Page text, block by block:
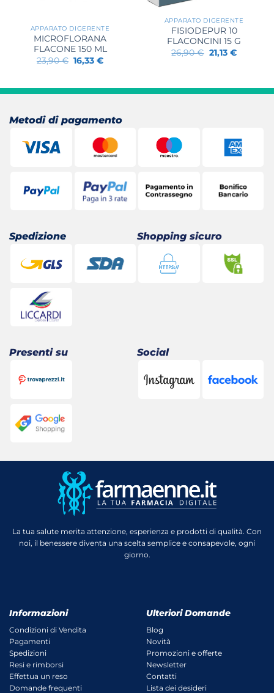
APPARATO DIGERENTE
MICROFLORANA
FLACONE 150 ML
23,90€ Il
prezzo
16,33€Il
APPARATO DIGERENTE
FISIODEPUR 10
FLACONCINI 15 G
26,90€ Il
prezzo
21,13 €Il
Metodi di pagamento
Spedizione Shopping sicuro
Presenti su Social
La tua salute merita attenzione, esperienza e prodotti di qualità. Con
noi, il benessere diventa una scelta semplice e consapevole, ogni
giorno.
Informazioni
Condizioni di Vendita
Pagamenti
Spedizioni
Resi e rimborsi
Effettua un reso
Domande frequenti
Ulteriori Domande
Blog
Novità
Promozioni e offerte
Newsletter
Contatti
Lista dei desideri